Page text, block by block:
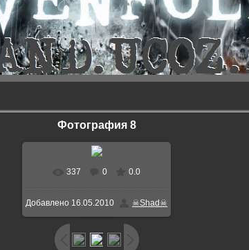
Фотография 8
337 0 0.0
Добавлено 16.05.2010 ☠Shad☠